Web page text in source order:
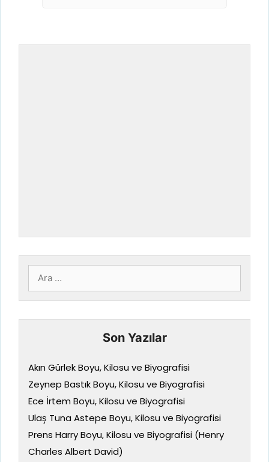
için
ara
Son Yazılar
Akın Gürlek Boyu, Kilosu ve Biyografisi
Zeynep Bastık Boyu, Kilosu ve Biyografisi
Ece İrtem Boyu, Kilosu ve Biyografisi
Ulaş Tuna Astepe Boyu, Kilosu ve Biyografisi
Prens Harry Boyu, Kilosu ve Biyografisi (Henry
Charles Albert David)